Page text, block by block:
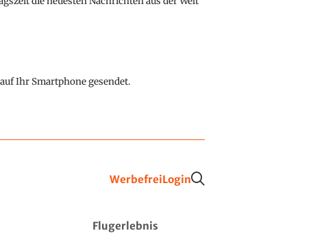
Ihr Smartphone gesendet.
WerbefreiLogin
Flugerlebnis